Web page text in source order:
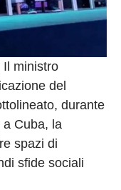
Il ministro
del
durante
Cuba, la
spazi di
sfide sociali